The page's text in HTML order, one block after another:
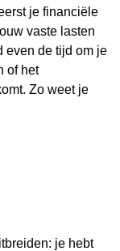
je financiële
vaste lasten
even de tijd om je
of het
Zo weet je
je hebt